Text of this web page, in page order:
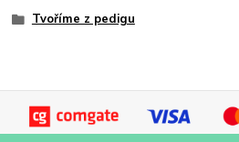
Tvoříme z pedigu